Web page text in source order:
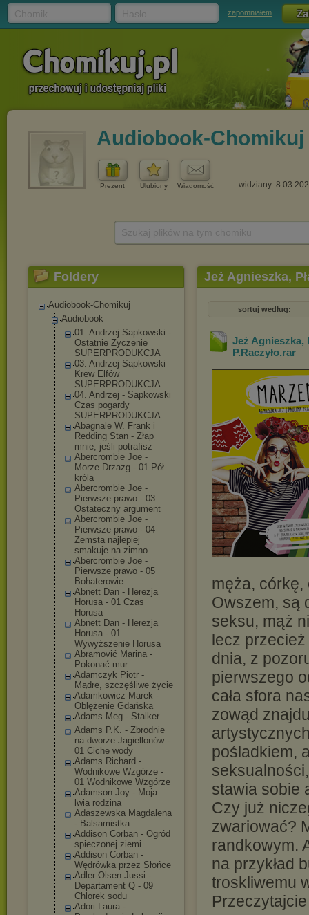
zapomniałem
Audiobook-Chomikuj
Prezent Ulubiony Wiadomość widziany:
Foldery
Audiobook-Chomikuj
Audiobook
01. Andrzej Sapkowski -
Ostatnie Życzenie
SUPERPRODUKCJA
03. Andrzej Sapkowski
Krew Elfów
SUPERPRODUKCJA
04. Andrzej - Sapkowski
Czas pogardy
SUPERPRODUKCJA
Abagnale W. Frank i
Redding Stan - Złap
mnie, jeśli potrafisz
Abercrombie Joe -
Morze Drzazg - 01 Pół
króla
Abercrombie Joe -
Pierwsze prawo - 03
Ostateczny argument
Abercrombie Joe -
Pierwsze prawo - 04
Zemsta najlepiej
smakuje na zimno
Abercrombie Joe -
Pierwsze prawo - 05
Bohaterowie
Abnett Dan - Herezja
Horusa - 01 Czas
Horusa
Abnett Dan - Herezja
Horusa - 01
Wywyższenie Horusa
Abramović Marina -
Pokonać mur
Adamczyk Piotr -
Mądre, szczęśliwe życie
Adamkowicz Marek -
Oblężenie Gdańska
Adams Meg - Stalker
Adams P.K. - Zbrodnie
na dworze Jagiellonów -
01 Ciche wody
Adams Richard -
Wodnikowe Wzgórze -
01 Wodnikowe Wzgórze
Adamson Joy - Moja
lwia rodzina
Adaszewska Magdalena
- Balsamistka
Addison Corban - Ogród
spieczonej ziemi
Addison Corban -
Wędrówka przez Słońce
Adler-Olsen Jussi -
Departament Q - 09
Chlorek sodu
Adori Laura -
Jeż Agnieszka,
sortuj według:
Jeż Agnieszka,
P.Raczyło.rar
męża, córkę,
Owszem, są
seksu, mąż
lecz
dnia, z
pierwszego
cała sfora
zowąd
pośladkiem,
stawia sobie
Czy już
zwariować?
randkowym.
na przykład
troskliwemu